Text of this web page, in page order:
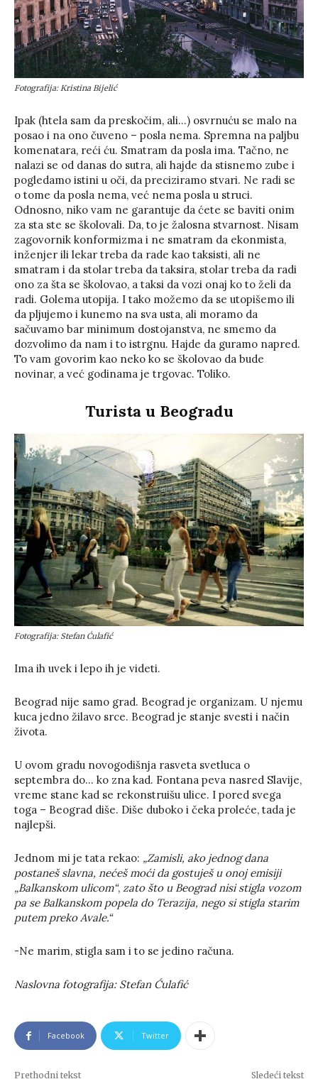
Fotografija: Kristina Bijelić
Ipak (htela sam da preskočim, ali…) osvrnuću se malo na
posao i na ono čuveno – posla nema. Spremna na paljbu
komenatara, reći ću. Smatram da posla ima. Tačno, ne
nalazi se od danas do sutra, ali hajde da stisnemo zube i
pogledamo istini u oči, da preciziramo stvari. Ne radi se
o tome da posla nema, već nema posla u struci.
Odnosno, niko vam ne garantuje da ćete se baviti onim
za sta ste se školovali. Da, to je žalosna stvarnost. Nisam
zagovornik konformizma i ne smatram da ekonmista,
inženjer ili lekar treba da rade kao taksisti, ali ne
smatram i da stolar treba da taksira, stolar treba da radi
ono za šta se školovao, a taksi da vozi onaj ko to želi da
radi. Golema utopija. I tako možemo da se utopišemo ili
da pljujemo i kunemo na sva usta, ali moramo da
sačuvamo bar minimum dostojanstva, ne smemo da
dozvolimo da nam i to istrgnu. Hajde da guramo napred.
To vam govorim kao neko ko se školovao da bude
novinar, a već godinama je trgovac. Toliko.
Turista u Beogradu
Fotografija: Stefan Ćulafić
Ima ih uvek i lepo ih je videti.
Beograd nije samo grad. Beograd je organizam. U njemu
kuca jedno žilavo srce. Beograd je stanje svesti i način
života.
U ovom gradu novogodišnja rasveta svetluca o
septembra do… ko zna kad. Fontana peva nasred Slavije,
vreme stane kad se rekonstruišu ulice. I pored svega
toga – Beograd diše. Diše duboko i čeka proleće, tada je
najlepši.
Jednom mi je tata rekao: „Zamisli, ako jednog dana
postaneš slavna, nećeš moći da gostuješ u onoj emisiji
„Balkanskom ulicom“, zato što u Beograd nisi stigla vozom
pa se Balkanskom popela do Terazija, nego si stigla starim
putem preko Avale.“
-Ne marim, stigla sam i to se jedino računa.
Naslovna fotografija: Stefan Ćulafić
Facebook Twitter
Prethodni tekst Sledeći tekst